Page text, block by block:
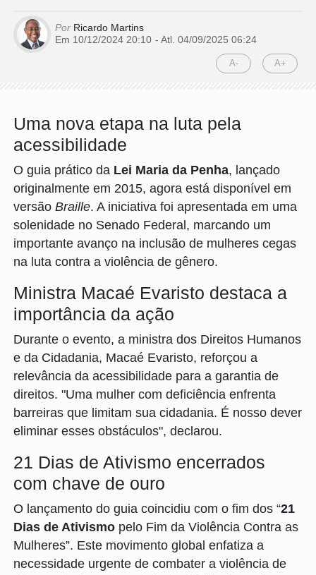
Por Ricardo Martins
Em 10/12/2024 20:10 - Atl. 04/09/2025 06:24
A- A+
Uma nova etapa na luta pela
acessibilidade
O guia prático da Lei Maria da Penha, lançado
originalmente em 2015, agora está disponível em
versão Braille. A iniciativa foi apresentada em uma
solenidade no Senado Federal, marcando um
importante avanço na inclusão de mulheres cegas
na luta contra a violência de gênero.
Ministra Macaé Evaristo destaca a
importância da ação
Durante o evento, a ministra dos Direitos Humanos
e da Cidadania, Macaé Evaristo, reforçou a
relevância da acessibilidade para a garantia de
direitos. "Uma mulher com deficiência enfrenta
barreiras que limitam sua cidadania. É nosso dever
eliminar esses obstáculos", declarou.
21 Dias de Ativismo encerrados
com chave de ouro
O lançamento do guia coincidiu com o fim dos “21
Dias de Ativismo pelo Fim da Violência Contra as
Mulheres”. Este movimento global enfatiza a
necessidade urgente de combater a violência de